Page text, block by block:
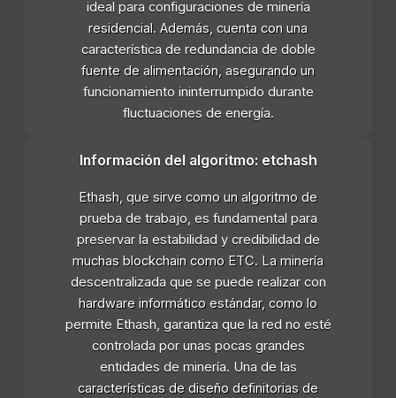
ideal para configuraciones de minería
residencial. Además, cuenta con una
característica de redundancia de doble
fuente de alimentación, asegurando un
funcionamiento ininterrumpido durante
fluctuaciones de energía.
Información del algoritmo: etchash
Ethash, que sirve como un algoritmo de
prueba de trabajo, es fundamental para
preservar la estabilidad y credibilidad de
muchas blockchain como ETC. La minería
descentralizada que se puede realizar con
hardware informático estándar, como lo
permite Ethash, garantiza que la red no esté
controlada por unas pocas grandes
entidades de minería. Una de las
características de diseño definitorias de